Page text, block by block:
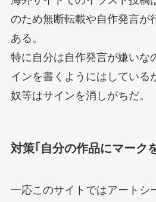
のため無断転載や自作発言が
ある。
特に自分は自作発言が嫌いな
インを書くようにはしている
奴等はサインを消しがちだ。
対策｢自分の作品にマーク
一応このサイトではアートシ